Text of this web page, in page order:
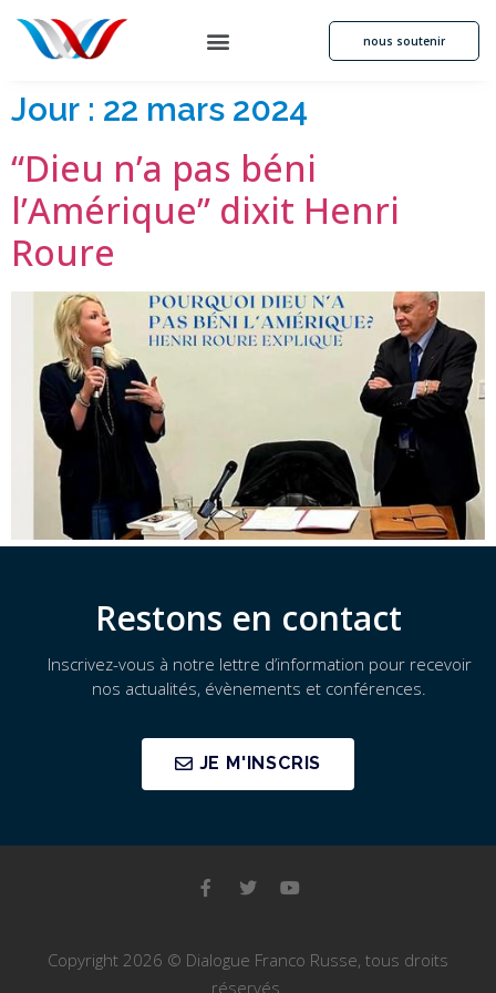
nous soutenir
Jour : 22 mars 2024
“Dieu n’a pas béni
l’Amérique” dixit Henri
Roure
Restons en contact
Inscrivez-vous à notre lettre d’information pour recevoir
nos actualités, évènements et conférences.
JE M'INSCRIS
Copyright 2026 © Dialogue Franco Russe, tous droits
réservés.